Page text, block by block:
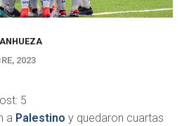
2023
5
a Palestino y quedaron cuartas